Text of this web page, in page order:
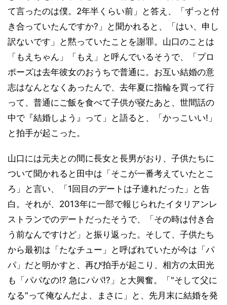
て言ったのは僕。2年半くらい前」と答え、「ずっと付
き合っていたんですか?」と聞かれると、「はい、申し
訳ないです」と黙っていたことを謝罪。山口のことは
「もえちゃん」「もえ」と呼んでいるそうで、「プロ
ポーズは去年彼女のおうちで普通に。お互い結婚の意
志はなんとなくあったんで、去年夏に指輪を買って行
って、普通にご飯を食べて子供が寝たあと、世間話の
中で『結婚しよう』って」と語ると、「かっこいい!」
と拍手が起こった。
山口には元夫との間に長女と長男がおり、子供たちに
ついて聞かれると田中は「そこが一番考えていたとこ
ろ」と言い、「1回目のデートは子連れだった」と告
白。それが、2013年に一部で報じられたイタリアンレ
ストランでのデートだったそうで、「その時は付き合
う前なんですけど」と振り返った。そして、子供たち
から最初は「たなチュー」と呼ばれていたが今は「パ
パ」だと明かすと、再び拍手が起こり、相方の太田光
も「パパなの!? 急にパパ!?」と大興奮。「"そして父に
なる"って俺なんだよ、まさに」と、先月末に結婚を発